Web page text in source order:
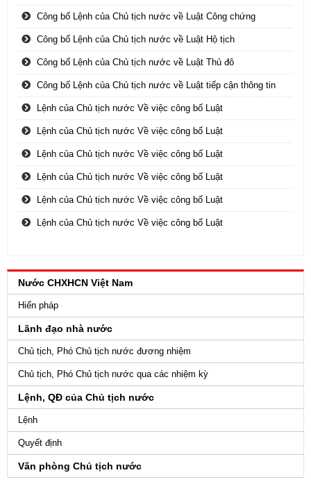
Công bố Lệnh của Chủ tịch nước về Luật Công chứng
Công bố Lệnh của Chủ tịch nước về Luật Hộ tịch
Công bố Lệnh của Chủ tịch nước về Luật Thủ đô
Công bố Lệnh của Chủ tịch nước về Luật tiếp cận thông tin
Lệnh của Chủ tịch nước Về việc công bố Luật
Lệnh của Chủ tịch nước Về việc công bố Luật
Lệnh của Chủ tịch nước Về việc công bố Luật
Lệnh của Chủ tịch nước Về việc công bố Luật
Lệnh của Chủ tịch nước Về việc công bố Luật
Lệnh của Chủ tịch nước Về việc công bố Luật
Nước CHXHCN Việt Nam
Hiến pháp
Lãnh đạo nhà nước
Chủ tịch, Phó Chủ tịch nước đương nhiệm
Chủ tịch, Phó Chủ tịch nước qua các nhiệm kỳ
Lệnh, QĐ của Chủ tịch nước
Lệnh
Quyết định
Văn phòng Chủ tịch nước